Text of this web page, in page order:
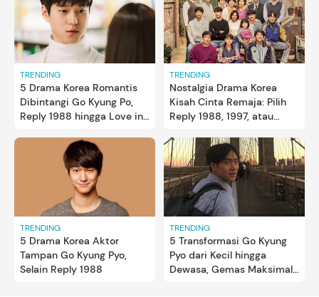
TRENDING
5 Drama Korea Romantis
Dibintangi Go Kyung Po,
Reply 1988 hingga Love in
TRENDING
Nostalgia Drama Korea
Kisah Cinta Remaja: Pilih
Reply 1988, 1997, atau
TRENDING
5 Drama Korea Aktor
Tampan Go Kyung Pyo,
Selain Reply 1988
TRENDING
5 Transformasi Go Kyung
Pyo dari Kecil hingga
Dewasa, Gemas Maksimal